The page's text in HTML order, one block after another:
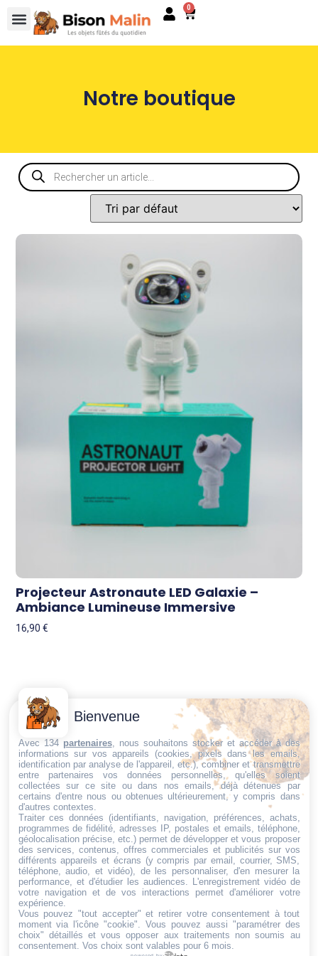
0
Notre boutique
Projecteur Astronaute LED Galaxie –
Ambiance Lumineuse Immersive
16,90€
Trouvez ce qu'il vous faut,
au bon endroit
Conditions
générales
de vente
Politique de
cookies
Politique de
confidentialité
Mentions
légales
Conditions de
retour et de
remboursement
Droit de
rétractation
Contactez-
Nous
Email:
dt@sasbms.fr
Bienvenue
Avec 134 partenaires, nous souhaitons stocker et accéder à des
informations sur vos appareils (cookies, pixels dans les emails,
identification par analyse de l'appareil, etc.), combiner et transmettre
entre partenaires vos données personnelles, qu'elles soient
collectées sur ce site ou dans nos emails, déjà détenues par
certains d'entre nous ou obtenues ultérieurement, y compris dans
d'autres contextes.
Traiter ces données (identifiants, navigation, préférences, achats,
programmes de fidélité, adresses IP, postales et emails, téléphone,
géolocalisation précise, etc.) permet de développer et vous proposer
des services, contenus, offres commerciales et publicités sur vos
différents appareils et écrans (y compris par email, courrier, SMS,
téléphone, audio, et vidéo), de les personnaliser, d'en mesurer la
performance, et d'étudier les audiences. L'enregistrement vidéo de
votre navigation et de vos interactions permet d'améliorer votre
expérience.
Vous pouvez "tout accepter" et retirer votre consentement à tout
moment via l'icône "cookie" . Vous pouvez aussi "paramétrer des
choix" détaillés et vous opposer aux traitements non soumis au
consentement. Vos choix sont valables pour 6 mois.